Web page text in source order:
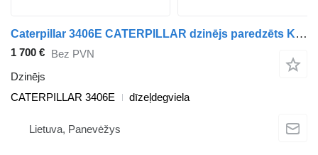
Caterpillar 3406E CATERPILLAR dzinējs paredzēts Kenworth T2000 kravas automašīnas
1 700 € Bez PVN
Dzinējs
CATERPILLAR 3406E
dīzeļdegviela
Lietuva, Panevėžys